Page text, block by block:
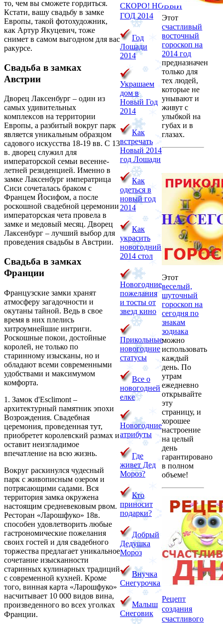
то, чем вы сможете гордиться.
Кстати, вашу свадьбу в замке
Европы, такой фотохудожник,
как Артур Якуцевич, тоже
снимет в самом выгодном для вас
ракурсе.
Свадьба в замках
Австрии
Дворец Лаксенбург – один из
самых удивительных
комплексов на территории
Европы, а разбитый вокруг парк
является уникальным образцом
садового искусства 18-19 вв. С 13
в. дворец служил для
императорской семьи весенне-
летней резиденцией. Именно в
замке Лаксенбург императрица
Сиси сочеталась браком с
Францем Йосифом, а после
роскошной свадебной церемонии
императорская чета провела в
замке и медовый месяц. Дворец
Лаксенбург – лучший выбор для
проведения свадьбы в Австрии.
Свадьба в замках
Франции
Французские замки хранят
атмосферу загадочности и
окутаны тайной. Ведь в свое
время в них плелись
хитроумнейшие интриги.
Роскошные покои, достойные
королей, не только по
старинному изысканы, но и
обладают всеми современными
удобствами и максимумом
комфорта.
1. Замок d'Esclimont –
архитектурный памятник эпохи
Возрождения. Свадебная
церемония, проведенная тут,
приобретет королевский размах и
оставит неизгладимое
впечатление на всю жизнь.
Вокруг раскинулся чудесный
парк с живописным озером и
потрясающими садами. Вся
территория замка окружена
настоящим средневековым рвом.
Ресторан «Ларошфуко» 18в.
способен удовлетворить любые
гастрономические пожелания
своих гостей и для свадебного
торжества предлагает уникальное
сочетание изысканности
старинных кулинарных традиций
с современной кухней. Кроме
того, винная карта «Ларошфуко»
насчитывает 10 000 видов вина,
произведенного во всех уголках
Франции.
СКОРО! НОВЫЙ
ГОД 2014
Год
Лошади
2014
Украшаем
дом в
Новый Год
2014
Как
встречать
Новый 2014
год Лошади
Как
одеться в
новый год
2014
Как
украсить
новогодний
2014 стол
Новогодние
пожелания
и тосты от
звезд кино
Прикольные
новогодние
статусы
Все о
новогодней
елке
Новогодние
атрибуты
Где
живет Дед
Мороз?
Кто
приносит
подарки?
Добрый
Дедушка
Мороз
Внучка
Снегурочка
Малыш
Снеговик
Этот
счастливый
восточный
гороскоп на
2014 год
предназначен
только для
тех людей,
которые не
унывают и
живут с
улыбкой на
губах и в
глазах.
Этот
веселый,
шуточный
гороскоп на
сегодня по
знакам
зодиака
можно
использовать
каждый
день. По
утрам
ежедневно
открывайте
эту
страницу, и
хорошее
настроение
на целый
день
гарантировано
в полном
объеме!
Рецепт
создания
счастливого